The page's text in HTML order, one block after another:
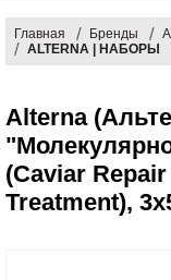
Главная Бренды
ALTERNA | НАБОРЫ
Alterna
(Caviar
Treatment),